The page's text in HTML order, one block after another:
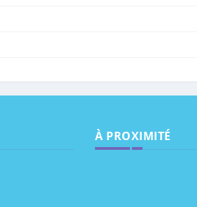
À PROXIMITÉ